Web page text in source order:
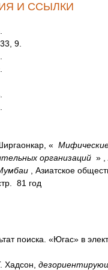
И ССЫЛКИ
9.
«
организаций » ,
, Азиатское
81 год
поиска. «Югас» в
Хадсон,